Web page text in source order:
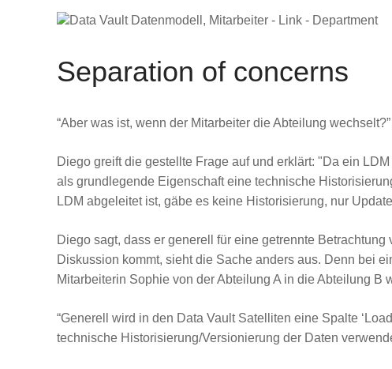
Separation of concerns
“Aber was ist, wenn der Mitarbeiter die Abteilung
Diego greift die gestellte Frage auf und erklärt: "Da ein
als grundlegende Eigenschaft eine technische
LDM abgeleitet ist, gäbe es keine Historisierung, nur
Diego sagt, dass er generell für eine getrennte
Diskussion kommt, sieht die Sache anders aus. Denn bei
Mitarbeiterin Sophie von der Abteilung A in die Abteilung B
“Generell wird in den Data Vault Satelliten eine Spalte
technische Historisierung/Versionierung der Daten